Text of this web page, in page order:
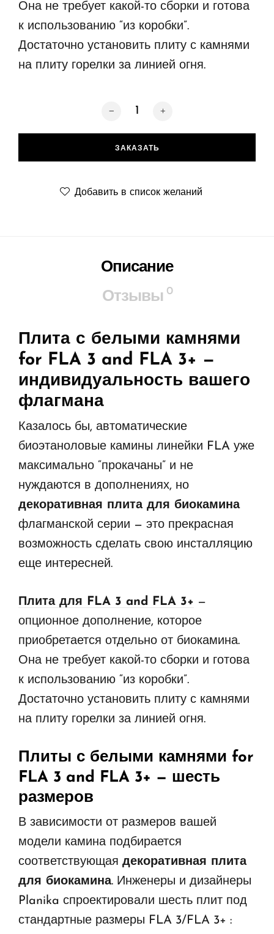
Она не требует какой-то сборки и готова
к использованию “из коробки”.
Достаточно установить плиту с камнями
на плиту горелки за линией огня.
Количество товара Плита с
ЗАКАЗАТЬ
Добавить в список желаний
Описание
Отзывы 0
Плита с белыми камнями
for FLA 3 and FLA 3+ —
индивидуальность вашего
флагмана
Казалось бы, автоматические
биоэтаноловые камины линейки FLA уже
максимально “прокачаны” и не
нуждаются в дополнениях, но
декоративная плита для биокамина
флагманской серии — это прекрасная
возможность сделать свою инсталляцию
еще интересней.
Плита для FLA 3 and FLA 3+ —
опционное дополнение, которое
приобретается отдельно от биокамина.
Она не требует какой-то сборки и готова
к использованию “из коробки”.
Достаточно установить плиту с камнями
на плиту горелки за линией огня.
Плиты с белыми камнями for
FLA 3 and FLA 3+ — шесть
размеров
В зависимости от размеров вашей
модели камина подбирается
соответствующая декоративная плита
для биокамина. Инженеры и дизайнеры
Planika спроектировали шесть плит под
стандартные размеры FLA 3/FLA 3+ :